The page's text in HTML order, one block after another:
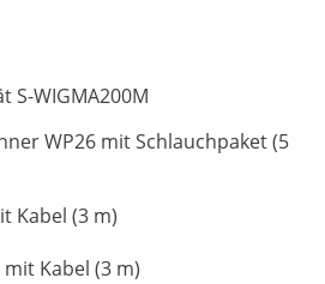
S-WIGMA200M
WP26 mit Schlauchpaket (5
Kabel (3 m)
Kabel (3 m)